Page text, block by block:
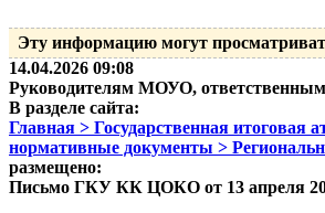
Эту информацию могут
14.04.2026 09:08
Руководителям МОУО,
В разделе сайта:
Главная > Государственная итоговая
нормативные документы >
размещено:
Письмо ГКУ КК ЦОКО от 13 апреля